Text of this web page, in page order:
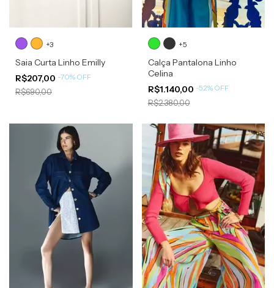
+3
Saia Curta Linho Emilly
R$207,00 -70% OFF
R$690,00
+5
Calça Pantalona Linho
Celina
R$1.140,00 -52% OFF
R$2.380,00